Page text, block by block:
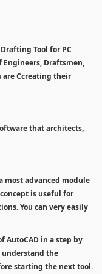
Tool for PC
Engineers, Draftsmen,
are Ccreating their
that architects,
most advanced module
is useful for
You can very easily
AutoCAD in a step by
understand the
starting the next tool.